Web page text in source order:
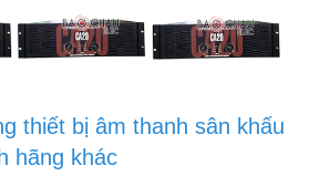
thiết bị âm thanh sân khấu
hãng khác